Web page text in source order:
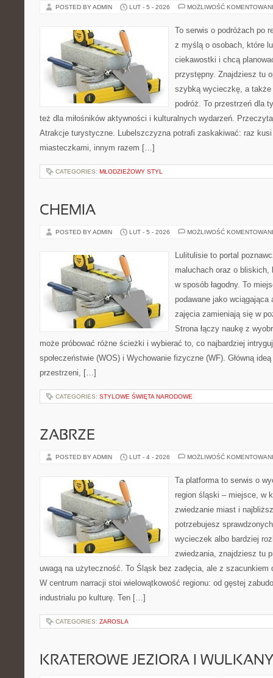
POSTED BY ADMIN LUT - 5 - 2026 MOŻLIWOŚĆ
To serwis o podróżach po
z myślą o osobach, które
ciekawostki i chcą
przystępny. Znajdziesz tu
szybką wycieczkę, a także
podróż. To przestrzeń dla
też dla miłośników aktywności i kulturalnych wydarzeń.
Atrakcje turystyczne. Lubelszczyzna potrafi zaskakiwać: raz
miasteczkami, innym razem […]
CATEGORIES: MŁODZIEŻOWY STYL
CHEMIA
POSTED BY ADMIN LUT - 5 - 2026 MOŻLIWOŚĆ
Lulitulisie to portal
maluchach oraz o
w sposób łagodny. To
podawane jako
zajęcia zamieniają się w
Strona łączy naukę z
może próbować różne ścieżki i wybierać to, co najbardziej
społeczeństwie (WOS) i Wychowanie fizyczne (WF). Główną
przestrzeni, […]
CATEGORIES: STYLOWE ŚWIĘTA NARODOWE
ZABRZE
POSTED BY ADMIN LUT - 4 - 2026 MOŻLIWOŚĆ
Ta platforma to serwis o
region śląski – miejsce, w
zwiedzanie miast i
potrzebujesz
wycieczek albo bardziej
zwiedzania, znajdziesz tu
uwagą na użyteczność. To Śląsk bez zadęcia, ale z szacunkiem
W centrum narracji stoi wielowątkowość regionu: od gęstej
industrialu po kulturę. Ten […]
CATEGORIES: ZAROSLA
KRATEROWE JEZIORA I WULKANY